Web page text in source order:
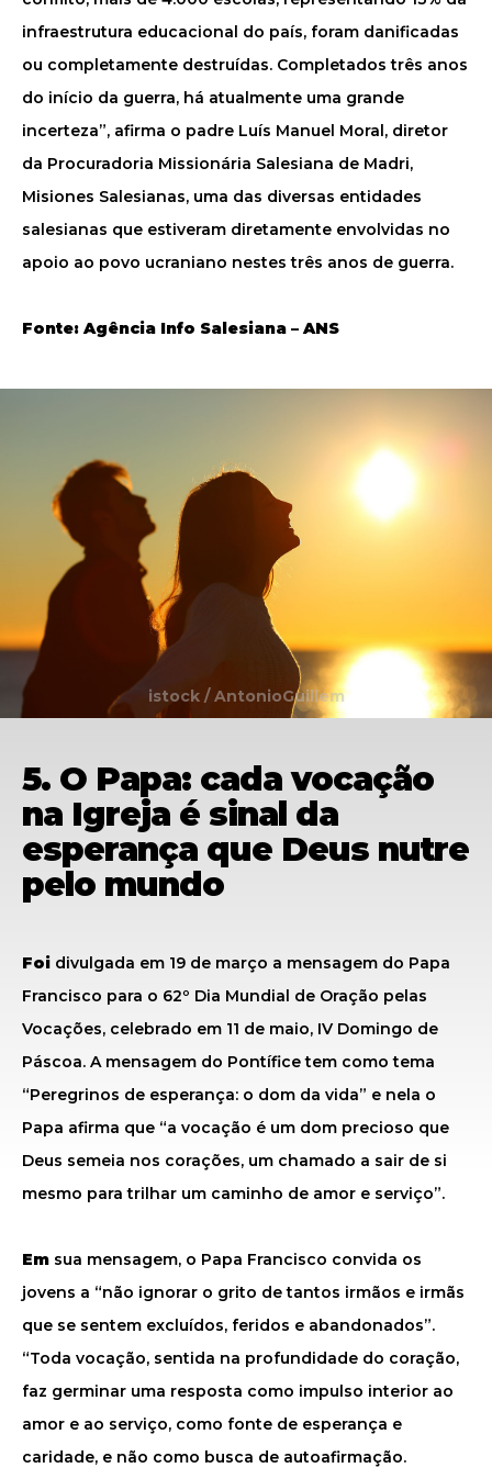
infraestrutura educacional do país, foram danificadas
ou completamente destruídas. Completados três anos
do início da guerra, há atualmente uma grande
incerteza”, afirma o padre Luís Manuel Moral, diretor
da Procuradoria Missionária Salesiana de Madri,
Misiones Salesianas, uma das diversas entidades
salesianas que estiveram diretamente envolvidas no
apoio ao povo ucraniano nestes três anos de guerra.
Fonte: Agência Info Salesiana – ANS
istock / AntonioGuillem
5. O Papa: cada vocação
na Igreja é sinal da
esperança que Deus nutre
pelo mundo
Foi divulgada em 19 de março a mensagem do Papa
Francisco para o 62º Dia Mundial de Oração pelas
Vocações, celebrado em 11 de maio, IV Domingo de
Páscoa. A mensagem do Pontífice tem como tema
“Peregrinos de esperança: o dom da vida” e nela o
Papa afirma que “a vocação é um dom precioso que
Deus semeia nos corações, um chamado a sair de si
mesmo para trilhar um caminho de amor e serviço”.
Em sua mensagem, o Papa Francisco convida os
jovens a “não ignorar o grito de tantos irmãos e irmãs
que se sentem excluídos, feridos e abandonados”.
“Toda vocação, sentida na profundidade do coração,
faz germinar uma resposta como impulso interior ao
amor e ao serviço, como fonte de esperança e
caridade, e não como busca de autoafirmação.